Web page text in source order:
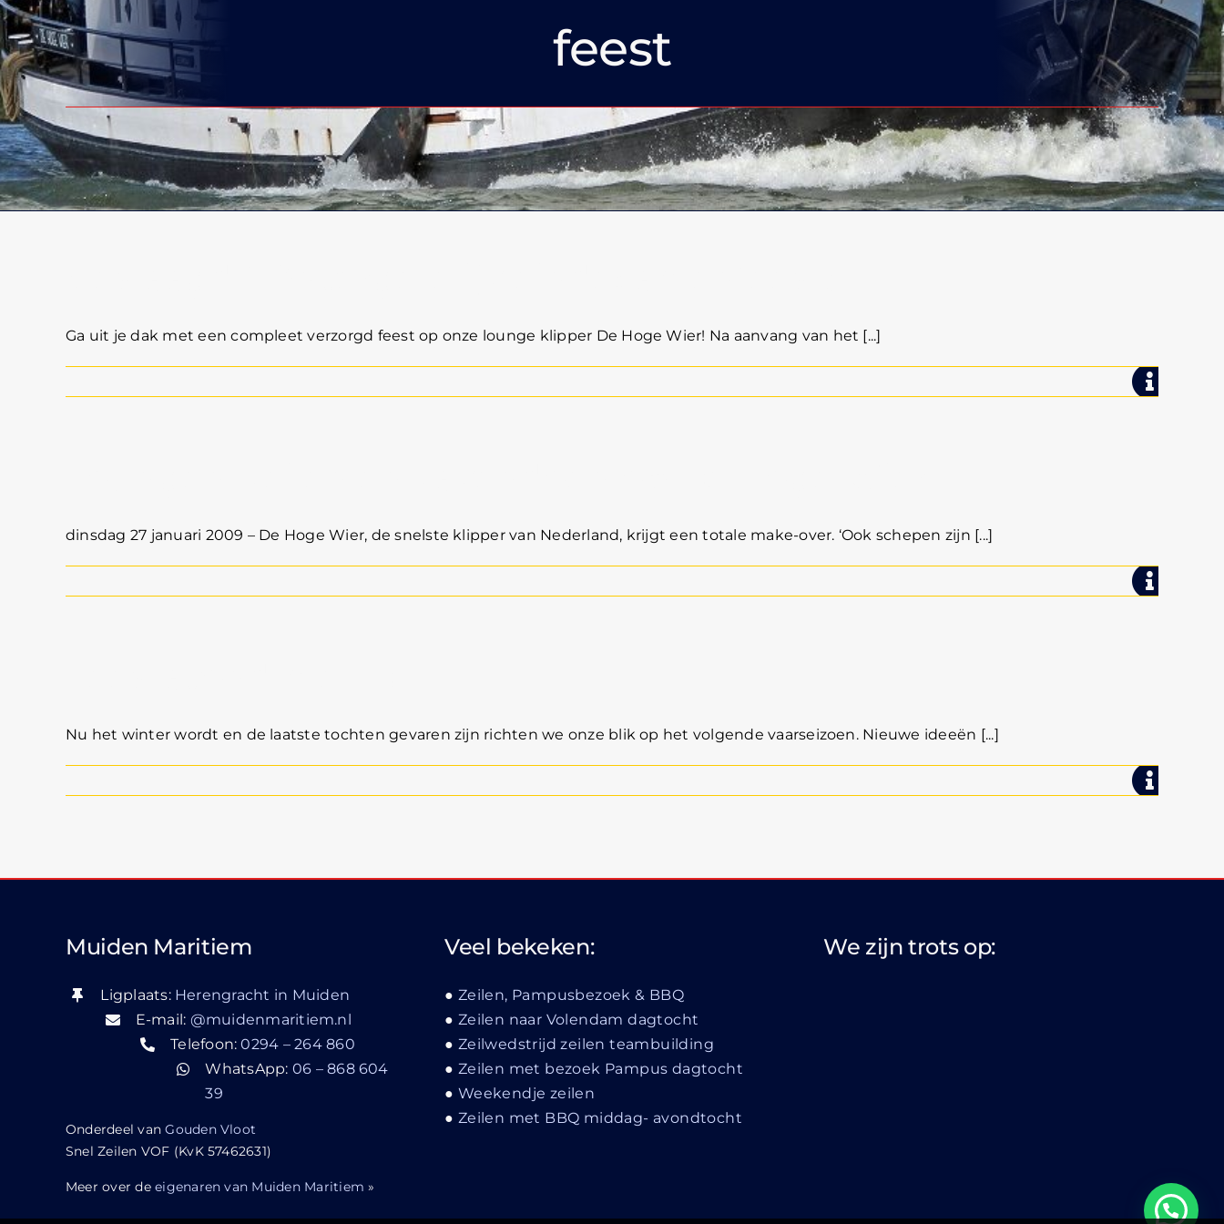
feest
Ga uit je dak met een compleet verzorgd feest op onze lounge klipper De Hoge Wier! Na aanvang van het [...]
dinsdag 27 januari 2009 – De Hoge Wier, de snelste klipper van Nederland, krijgt een totale make-over. ‘Ook schepen zijn [...]
Nu het winter wordt en de laatste tochten gevaren zijn richten we onze blik op het volgende vaarseizoen. Nieuwe ideeën [...]
Muiden Maritiem
Ligplaats: Herengracht in Muiden
E-mail: @muidenmaritiem.nl
Telefoon:0294 – 264 860
WhatsApp: 06 – 868 604
39
Onderdeel vanGouden Vloot
Snel Zeilen VOF (KvK 57462631)
Meer over deeigenaren van Muiden Maritiem »
Veel bekeken:
Zeilen, Pampusbezoek & BBQ
Zeilen naar Volendam dagtocht
Zeilwedstrijd zeilen teambuilding
Zeilen met bezoek Pampus dagtocht
Weekendje zeilen
Zeilen met BBQ middag- avondtocht
We zijn trots op: